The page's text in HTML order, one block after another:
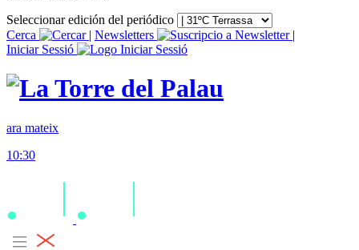
Seleccionar edición del periódico
Cerca
| Newsletters
|
Iniciar Sessió
ara mateix
10:30